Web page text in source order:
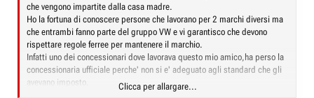
che vengono impartite dalla casa madre.
Ho la fortuna di conoscere persone che lavorano per 2 marchi diversi ma
che entrambi fanno parte del gruppo VW e vi garantisco che devono
rispettare regole ferree per mantenere il marchio.
Infatti uno dei concessionari dove lavorava questo mio amico,ha perso la
concessionaria ufficiale perche' non si e' adeguato agli standard che gli
avevano imposto.
Se mazda italia avesse una struttura seria e se comunque ricevesse
Clicca per allargare...